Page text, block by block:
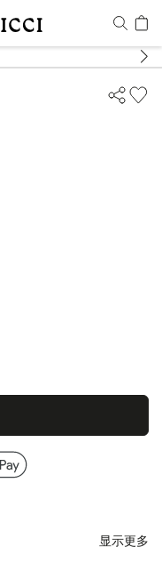
显示更多